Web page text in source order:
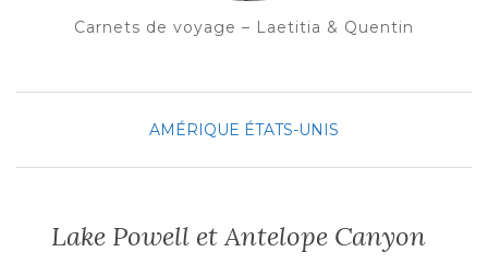
Carnets de voyage – Laetitia & Quentin
AMÉRIQUE ÉTATS-UNIS
Lake Powell et Antelope Canyon